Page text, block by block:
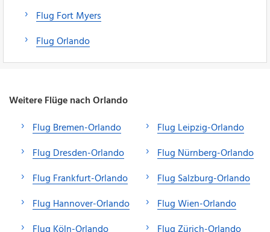
Flug Fort Myers
Flug Orlando
Weitere Flüge nach Orlando
Flug Bremen-Orlando
Flug Dresden-Orlando
Flug Frankfurt-Orlando
Flug Hannover-Orlando
Flug Leipzig-Orlando
Flug Nürnberg-Orlando
Flug Salzburg-Orlando
Flug Wien-Orlando